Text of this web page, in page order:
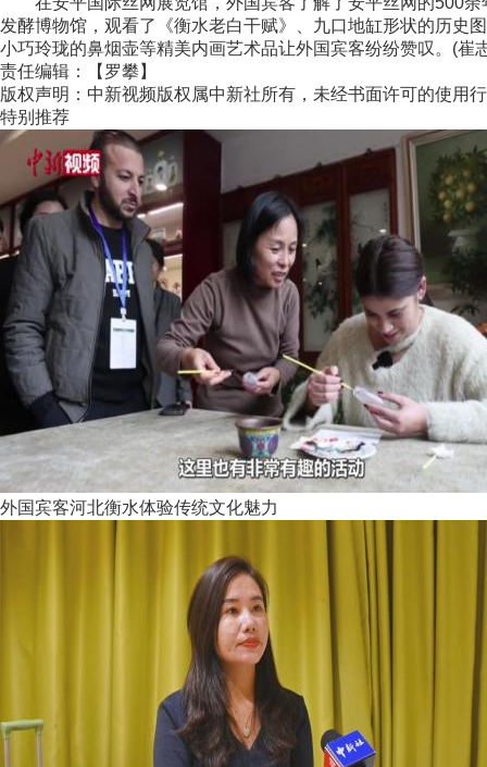
发酵博物馆，观看了《衡水老白干赋》、九口地缸形状的历史
小巧玲珑的鼻烟壶等精美内画艺术品让外国宾客纷纷赞叹。(崔
责任编辑：【罗攀】
版权声明：中新视频版权属中新社所有，未经书面许可的使用
特别推荐
外国宾客河北衡水体验传统文化魅力